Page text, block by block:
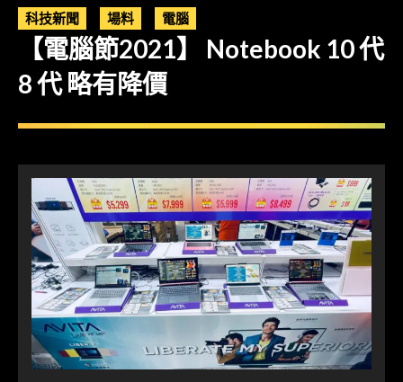
科技新聞 場料 電腦
【電腦節2021】 Notebook 10 代
8 代 略有降價